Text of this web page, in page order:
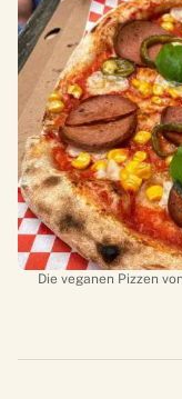
Die veganen Pizzen